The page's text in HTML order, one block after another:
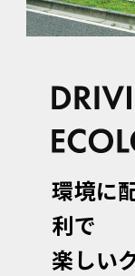
環境に
利で
楽しい